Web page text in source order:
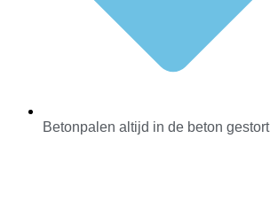
Betonpalen altijd in de beton gestort